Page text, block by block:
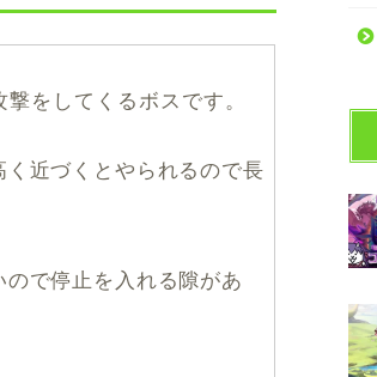
撃をしてくるボスです。
く近づくとやられるので長
ので停止を入れる隙があ